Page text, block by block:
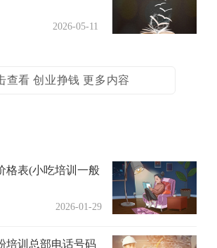
2026-05-11
查看 创业挣钱 更多内容
格表(小吃培训一般
2026-01-29
培训总部电话号码